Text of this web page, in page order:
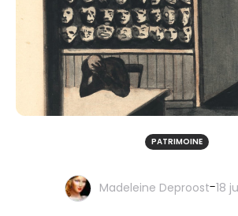
PATRIMOINE
Madeleine Deproost-18